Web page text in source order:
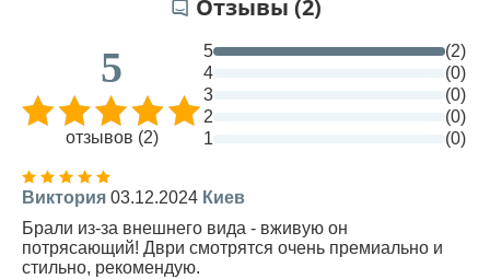
Отзывы (2)
5
отзывов (2)
5
(2)
4
(0)
3
(0)
2
(0)
1
(0)
Виктория 03.12.2024 Киев
Брали из-за внешнего вида - вживую он
потрясающий! Дври смотрятся очень премиально и
стильно, рекомендую.